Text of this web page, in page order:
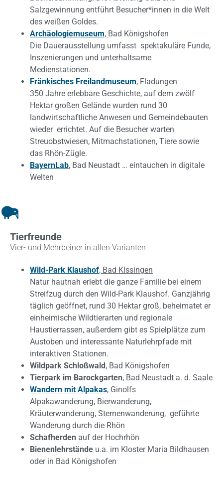
Salzgewinnung entführt Besucher*innen in die Welt
des weißen Goldes.
Archäologiemuseum, Bad Königshofen
Die Dauerausstellung umfasst spektakuläre Funde,
Inszenierungen und unterhaltsame
Medienstationen.
Fränkisches Freilandmuseum, Fladungen
350 Jahre erlebbare Geschichte, auf dem zwölf
Hektar großen Gelände wurden rund 30
landwirtschaftliche Anwesen und Gemeindebauten
wieder errichtet. Auf die Besucher warten
Streuobstwiesen, Mitmachstationen, Tiere sowie
das Rhön-Zügle.
BayernLab, Bad Neustadt … eintauchen in digitale
Welten
Tierfreunde
Vier- und Mehrbeiner in allen Varianten
Wild-Park Klaushof, Bad Kissingen
Natur hautnah erlebt die ganze Familie bei einem
Streifzug durch den Wild-Park Klaushof. Ganzjährig
täglich geöffnet, rund 30 Hektar groß, beheimatet er
einheimische Wildtierarten und regionale
Haustierrassen, außerdem gibt es Spielplätze zum
Austoben und interessante Naturlehrpfade mit
interaktiven Stationen.
Wildpark Schloßwald, Bad Königshofen
Tierpark im Barockgarten, Bad Neustadt a. d. Saale
Wandern mit Alpakas, Ginolfs
Alpakawanderung, Bierwanderung,
Kräuterwanderung, Sternenwanderung, geführte
Wanderung durch die Rhön
Schafherden auf der Hochrhön
Bienenlehrstände u.a. im Kloster Maria Bildhausen
oder in Bad Königshofen